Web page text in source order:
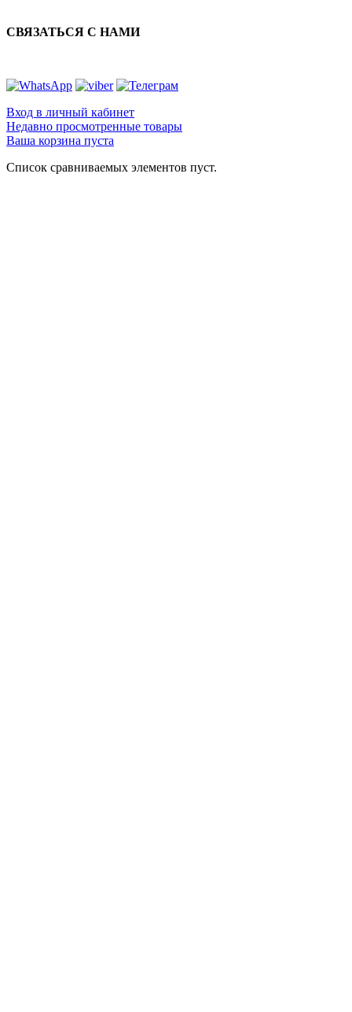
СВЯЗАТЬСЯ С НАМИ
Вход в личный кабинет
Недавно просмотренные товары
Ваша корзина пуста
Список сравниваемых элементов пуст.